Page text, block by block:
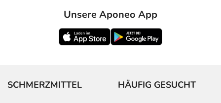
Unsere Aponeo App
SCHMERZMITTEL HÄUFIG GESUCHT